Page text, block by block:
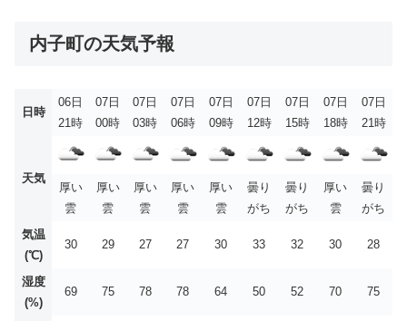
内子町の天気予報
日時
06日
21時
07日
00時
07日
03時
07日
06時
07日
09時
07日
12時
07日
15時
07日
18時
07日
21時
天気
厚い
雲
厚い
雲
厚い
雲
厚い
雲
厚い
雲
曇り
がち
曇り
がち
厚い
雲
曇り
がち
気温
(℃)
30 29 27 27 30 33 32 30 28
湿度
(%)
69 75 78 78 64 50 52 70 75